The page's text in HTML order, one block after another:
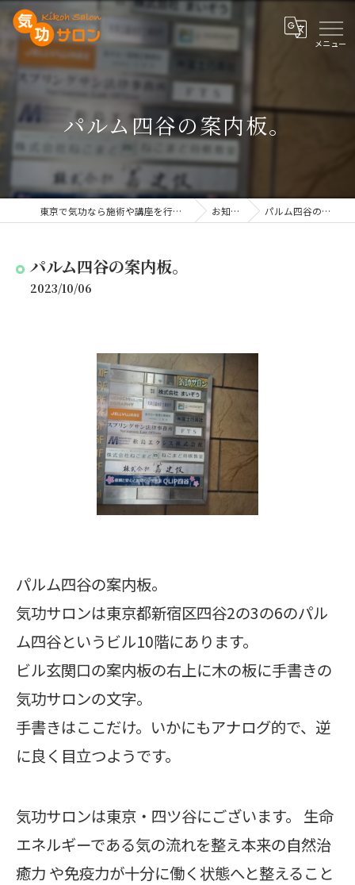
パルム四谷の案内板。
東京で気功なら施術や講座を行う気功サロン お知らせ パルム四谷の案内板。
パルム四谷の案内板。
2023/10/06
パルム四谷の案内板。
気功サロンは東京都新宿区四谷2の3の6のパル
ム四谷というビル10階にあります。
ビル玄関口の案内板の右上に木の板に手書きの
気功サロンの文字。
手書きはここだけ。いかにもアナログ的で、逆
に良く目立つようです。
気功サロンは東京・四ツ谷にございます。 生命
エネルギーである気の流れを整え本来の自然治
癒力 や免疫力が十分に働く状態へと整えること